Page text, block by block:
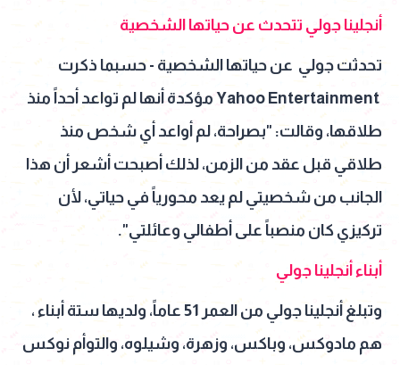
أنجلينا جولي تتحدث عن حياتها الشخصية
تحدثت جولي عن حياتها الشخصية - حسبما ذكرت
Yahoo Entertainment مؤكدة أنها لم تواعد أحداً منذ
طلاقها، وقالت: "بصراحة، لم أواعد أي شخص منذ
طلاقي قبل عقد من الزمن، لذلك أصبحت أشعر أن هذا
الجانب من شخصيتي لم يعد محورياً في حياتي، لأن
تركيزي كان منصباً على أطفالي وعائلتي".
أبناء أنجلينا جولي
وتبلغ أنجلينا جولي من العمر 51 عاماً، ولديها ستة أبناء ،
هم مادوكس، وباكس، وزهرة، وشيلوه، والتوأم نوكس